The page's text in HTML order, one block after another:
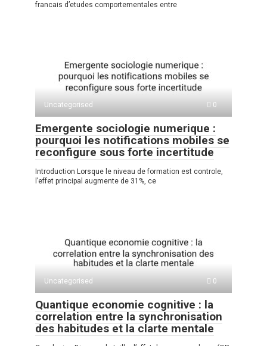
francais d’etudes comportementales entre
Uncategorised 0
Emergente sociologie numerique :
pourquoi les notifications mobiles se
reconfigure sous forte incertitude
Introduction Lorsque le niveau de formation est controle,
l’effet principal augmente de 31%, ce
Uncategorised 0
Quantique economie cognitive : la
correlation entre la synchronisation
des habitudes et la clarte mentale